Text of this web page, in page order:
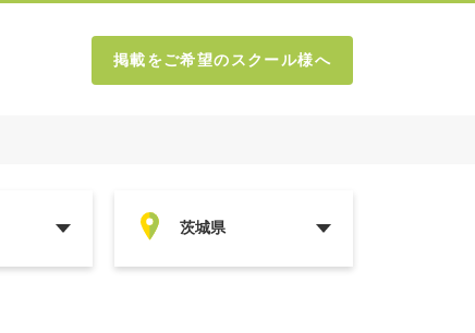
掲載をご希望のスクール様へ